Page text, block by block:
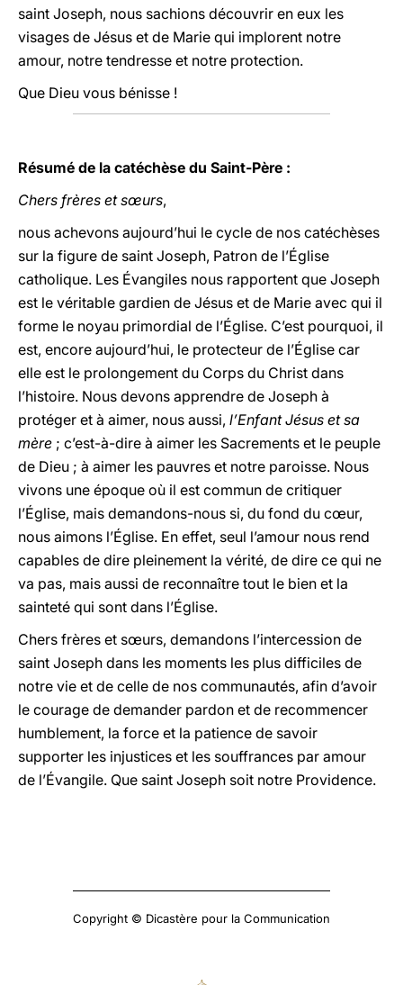
saint Joseph, nous sachions découvrir en eux les
visages de Jésus et de Marie qui implorent notre
amour, notre tendresse et notre protection.
Que Dieu vous bénisse !
Résumé de la catéchèse du Saint-Père :
Chers frères et sœurs,
nous achevons aujourd’hui le cycle de nos catéchèses
sur la figure de saint Joseph, Patron de l’Église
catholique. Les Évangiles nous rapportent que Joseph
est le véritable gardien de Jésus et de Marie avec qui il
forme le noyau primordial de l’Église. C’est pourquoi, il
est, encore aujourd’hui, le protecteur de l’Église car
elle est le prolongement du Corps du Christ dans
l’histoire. Nous devons apprendre de Joseph à
protéger et à aimer, nous aussi, l’Enfant Jésus et sa
mère ; c’est-à-dire à aimer les Sacrements et le peuple
de Dieu ; à aimer les pauvres et notre paroisse. Nous
vivons une époque où il est commun de critiquer
l’Église, mais demandons-nous si, du fond du cœur,
nous aimons l’Église. En effet, seul l’amour nous rend
capables de dire pleinement la vérité, de dire ce qui ne
va pas, mais aussi de reconnaître tout le bien et la
sainteté qui sont dans l’Église.
Chers frères et sœurs, demandons l’intercession de
saint Joseph dans les moments les plus difficiles de
notre vie et de celle de nos communautés, afin d’avoir
le courage de demander pardon et de recommencer
humblement, la force et la patience de savoir
supporter les injustices et les souffrances par amour
de l’Évangile. Que saint Joseph soit notre Providence.
Copyright © Dicastère pour la Communication